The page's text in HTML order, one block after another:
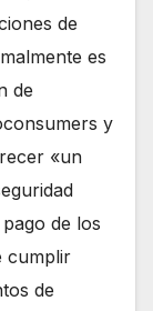
de
es
de
y
«un
de los
cumplir
de